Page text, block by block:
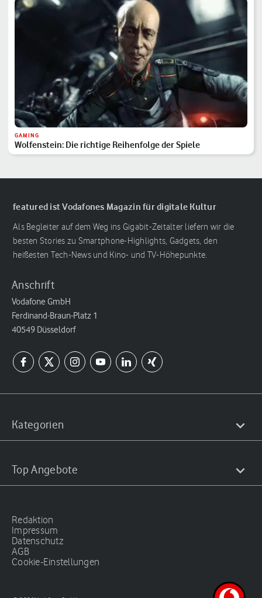
GAMING
Wolfenstein: Die richtige Reihenfolge der Spiele
featured ist Vodafones Magazin für digitale Kultur
Als Begleiter auf dem Weg ins Gigabit-Zeitalter liefern wir die
besten Stories zu Smartphone-Highlights, Gadgets, den
heißesten Tech-News und Kino- und TV-Höhepunkte.
Anschrift
Vodafone GmbH
Ferdinand-Braun-Platz 1
40549 Düsseldorf
Kategorien
Top Angebote
Redaktion
Impressum
Datenschutz
AGB
Cookie-Einstellungen